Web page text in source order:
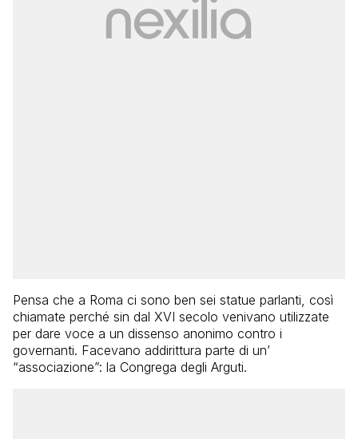
Pensa che a Roma ci sono ben sei statue parlanti, così
chiamate perché sin dal XVI secolo venivano utilizzate
per dare voce a un dissenso anonimo contro i
governanti. Facevano addirittura parte di un’
“associazione”: la Congrega degli Arguti.